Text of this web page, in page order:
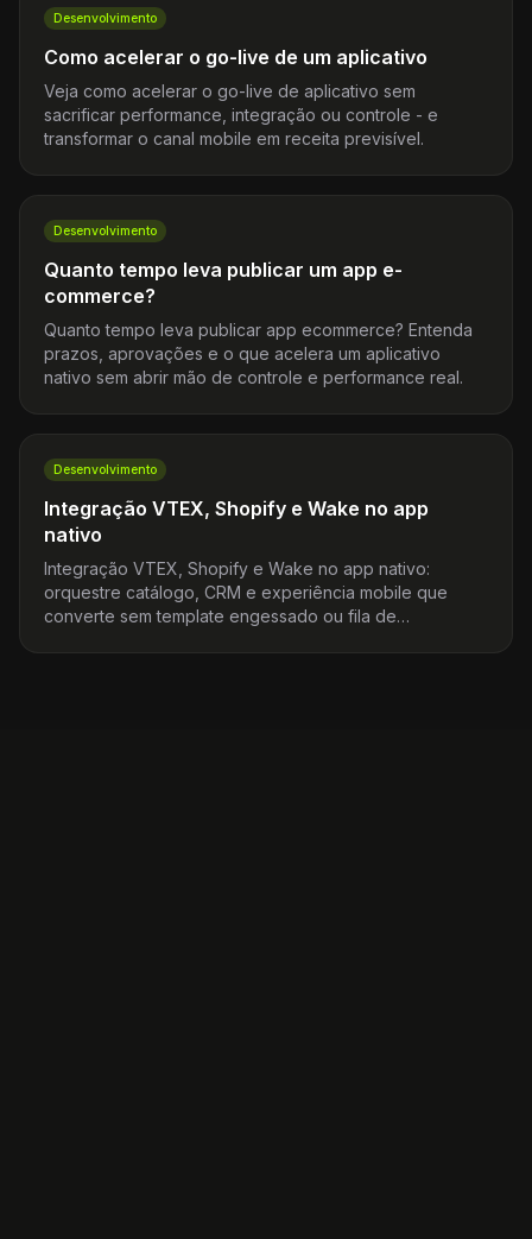
Desenvolvimento
Como acelerar o go-live de um aplicativo
Veja como acelerar o go-live de aplicativo sem
sacrificar performance, integração ou controle - e
transformar o canal mobile em receita previsível.
Desenvolvimento
Quanto tempo leva publicar um app e-
commerce?
Quanto tempo leva publicar app ecommerce? Entenda
prazos, aprovações e o que acelera um aplicativo
nativo sem abrir mão de controle e performance real.
Desenvolvimento
Integração VTEX, Shopify e Wake no app
nativo
Integração VTEX, Shopify e Wake no app nativo:
orquestre catálogo, CRM e experiência mobile que
converte sem template engessado ou fila de